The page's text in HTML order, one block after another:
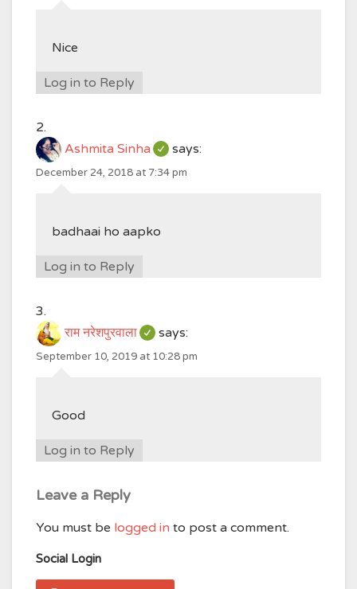
Nice
Log in to Reply
Ashmita Sinha says:
December 24, 2018 at 7:34 pm
badhaai ho aapko
Log in to Reply
राम नरेशपुरवाला says:
September 10, 2019 at 10:28 pm
Good
Log in to Reply
Leave a Reply
You must be logged in to post a comment.
Social Login